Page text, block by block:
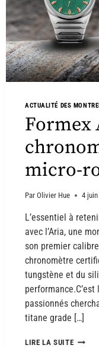
ACTUALITÉ DES
Formex
micro-
Par Olivier Hue 4
L’essentiel à
avec l’Aria, une
son premier
chronomètre
tungstène et du
passionnés
titane grade […]
LIRE LA SUITE